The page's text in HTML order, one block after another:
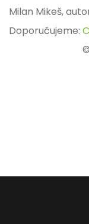
Milan Mikeš,
Doporučujeme: